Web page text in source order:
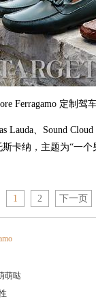
Ferragamo 定制驾
、Sound
卡纳，主题为“一个
1 2 下一页
萌哒